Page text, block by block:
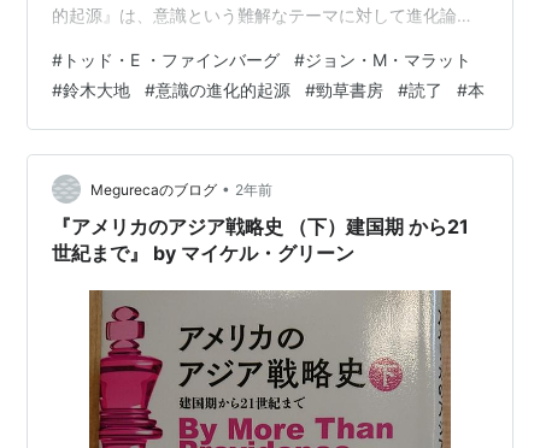
的起源』は、意識という難解なテーマに対して進化論的
経科学と生物学の知見をもとに、意識がどのようにして
生じたのかを探求し、その進化的な意義について考察し
ています。 本書の中で特に印象に残ったのは、著者らが
「意識の階層性」について詳しく説明している点です。
単純な反応から高次の自己意識へと進化する…
# トッド・E ・ファインバーグ #ジョン・M・マラット
#鈴木大地 #意識の進化的起源 #勁草書房 #読了 #本
Megurecaのブログ • 2年前
『アメリカのアジア戦略史 （下）建国期 から21
世紀まで』 by マイケル・グリーン